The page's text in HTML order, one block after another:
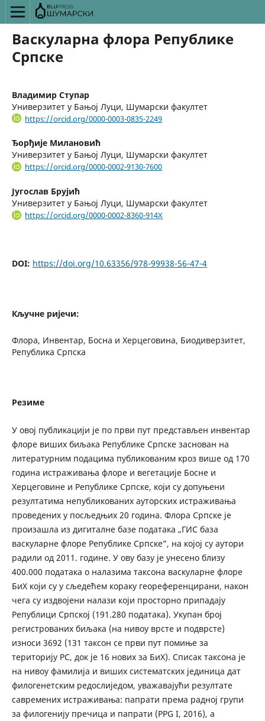
Васкуларна флора Републике
Српске
Владимир Ступар
Универзитет у Бањој Луци, Шумарски факултет
https://orcid.org/0000-0003-0835-2249
Ђорђије Милановић
Универзитет у Бањој Луци, Шумарски факултет
https://orcid.org/0000-0002-9130-7600
Југослав Брујић
Универзитет у Бањој Луци, Шумарски факултет
https://orcid.org/0000-0002-8360-914X
DOI: https://doi.org/10.63356/978-99938-56-47-4
Кључне ријечи:
Флора, Инвентар, Босна и Херцеговина, Биодиверзитет,
Република Српска
Резиме
У овој публикацији је по први пут представљен инвентар
флоре виших биљака Републике Српске заснован на
литературним подацима публикованим кроз више од 170
година истраживања флоре и вегетације Босне и
Херцеговине и Републике Српске, који су допуњени
резултатима непубликованих ауторских истраживања
проведених у посљедњих 20 година. Флора Српске је
произашла из дигиталне базе података „ГИС база
васкуларне флоре Републике Српске”, на којој су аутори
радили од 2011. године. У ову базу је унесено близу
400.000 података о налазима таксона васкуларне флоре
БиХ који су у сљедећем кораку геореференцирани, након
чега су издвојени налази који просторно припадају
Републици Српској (191.280 података). Укупан број
регистрованих биљака (на нивоу врсте и подврсте)
износи 3692 (131 таксон се први пут помиње за
територију РС, док је 16 нових за БиХ). Списак таксона је
на нивоу фамилија и виших систематских јединица дат
филогенетским редослиједом, уважавајући резултате
савремених истраживања: папрати према радној групи
за филогенију пречица и папрати (PPG I, 2016), а